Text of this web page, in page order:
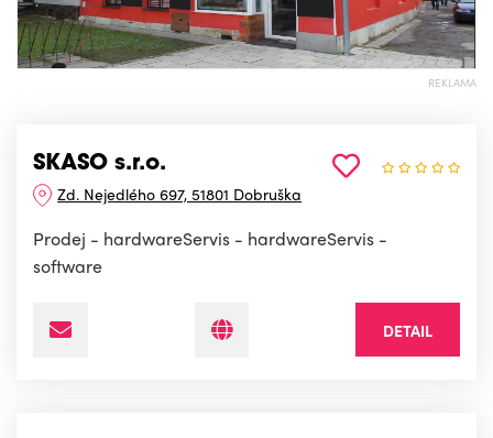
REKLAMA
SKASO s.r.o.
Zd. Nejedlého 697, 51801 Dobruška
Prodej - hardwareServis - hardwareServis -
software
DETAIL